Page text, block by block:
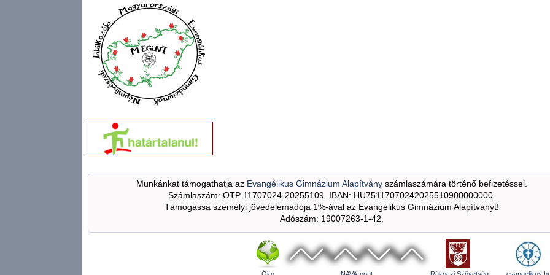
Munkánkat támogathatja az Evangélikus Gimnázium Alapítványszámlaszámára történő befizetéssel.
Számlaszám: OTP 11707024-20255109. IBAN: HU75117070242025510900000000.
Támogassa személyi jövedelemadója 1%-ával az Evangélikus Gimnázium Alapítványt!
Adószám: 19007263-1-42.